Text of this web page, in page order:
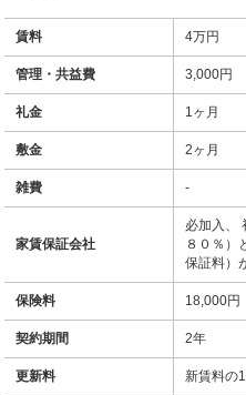
賃料 4万円
管理・共益費 3,000円
礼金 1ヶ月
敷金 2ヶ月
雑費 -
家賃保証会社
必加入、
８０％）
保証料）
保険料 18,000円
契約期間 2年
更新料 新賃料の